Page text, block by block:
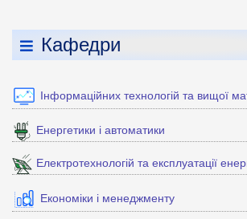
Кафедри
Інформаційних технологій та вищої
Енергетики і автоматики
Електротехнологій та експлуатації
Економіки і менеджменту